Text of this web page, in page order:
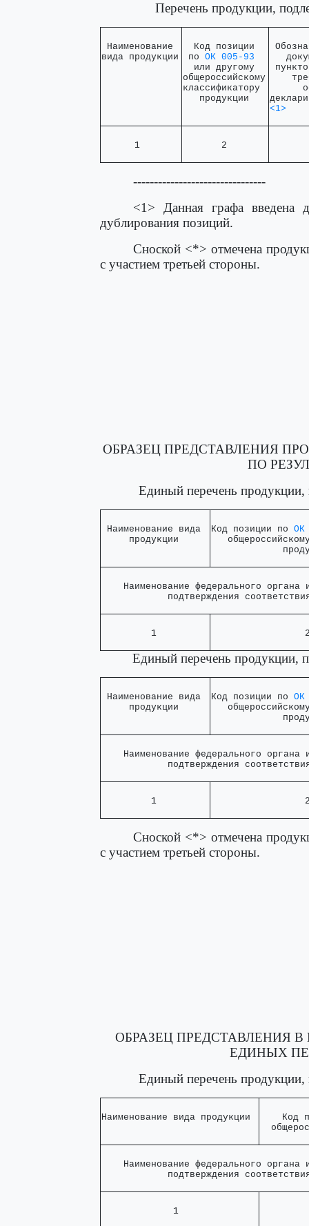
Перечень продукции,
Наименование
вида продукции
  Код позиции
по ОК 005-93
  или другому
общероссийскому
классификатору
   продукции
<1>
      1
       2
--------------------------------
<1> Данная графа введена
дублирования позиций.
Сноской <*> отмечена
с участием третьей стороны.
ОБРАЗЕЦ ПРЕДСТАВЛЕНИЯ
ПО
Единый перечень продукции,
Наименование вида
     продукции
Код позиции по ОК
Наименование федерального
подтверждения
         1
Единый перечень продукции,
Наименование вида
     продукции
Код позиции по ОК
Наименование федерального
подтверждения
         1
Сноской <*> отмечена
с участием третьей стороны.
ОБРАЗЕЦ ПРЕДСТАВЛЕНИЯ
ЕДИНЫХ
Единый перечень продукции,
Наименование вида продукции
Код
Наименование федерального
подтверждения
             1